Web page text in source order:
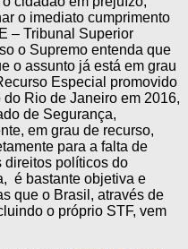
o imediato cumprimento
– Tribunal Superior
o Supremo entenda que
o assunto já está em grau
Especial promovido
Rio de Janeiro em 2016,
de Segurança,
em grau de recurso,
para a falta de
direitos políticos do
é bastante objetiva e
que o Brasil, através de
o próprio STF, vem